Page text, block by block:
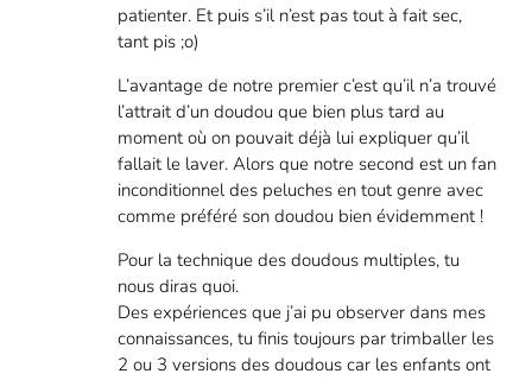
patienter. Et puis s’il n’est pas tout à fait sec,
tant pis ;o)
L’avantage de notre premier c’est qu’il n’a trouvé
l’attrait d’un doudou que bien plus tard au
moment où on pouvait déjà lui expliquer qu’il
fallait le laver. Alors que notre second est un fan
inconditionnel des peluches en tout genre avec
comme préféré son doudou bien évidemment !
Pour la technique des doudous multiples, tu
nous diras quoi.
Des expériences que j’ai pu observer dans mes
connaissances, tu finis toujours par trimballer les
2 ou 3 versions des doudous car les enfants ont